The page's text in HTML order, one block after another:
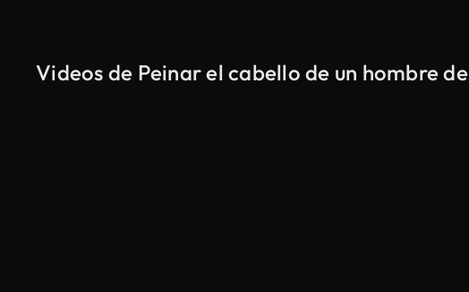
Videos de Peinar el cabello de un hombre